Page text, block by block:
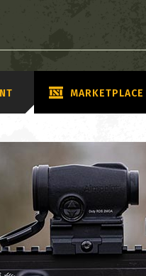
MARKETPLACE